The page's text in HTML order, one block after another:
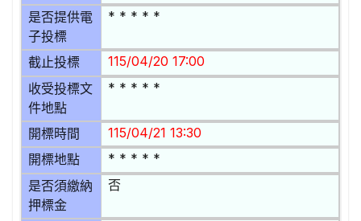
是否提供電
子投標
* * * * *
截止投標 115/04/20 17:00
收受投標文
件地點
* * * * *
開標時間 115/04/21 13:30
開標地點 * * * * *
是否須繳納
押標金
否